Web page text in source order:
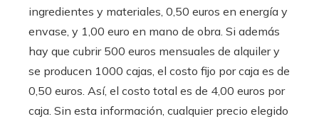
ingredientes y materiales, 0,50 euros en energía y
envase, y 1,00 euro en mano de obra. Si además
hay que cubrir 500 euros mensuales de alquiler y
se producen 1000 cajas, el costo fijo por caja es de
0,50 euros. Así, el costo total es de 4,00 euros por
caja. Sin esta información, cualquier precio elegido